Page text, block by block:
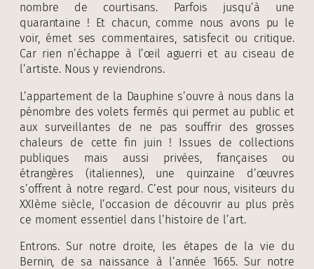
nombre de courtisans. Parfois jusqu’à une
quarantaine ! Et chacun, comme nous avons pu le
voir, émet ses commentaires, satisfecit ou critique.
Car rien n’échappe à l’œil aguerri et au ciseau de
l’artiste. Nous y reviendrons.
L’appartement de la Dauphine s’ouvre à nous dans la
pénombre des volets fermés qui permet au public et
aux surveillantes de ne pas souffrir des grosses
chaleurs de cette fin juin ! Issues de collections
publiques mais aussi privées, françaises ou
étrangères (italiennes), une quinzaine d’œuvres
s’offrent à notre regard. C’est pour nous, visiteurs du
XXIème siècle, l’occasion de découvrir au plus près
ce moment essentiel dans l’histoire de l’art.
Entrons. Sur notre droite, les étapes de la vie du
Bernin, de sa naissance à l’année 1665. Sur notre